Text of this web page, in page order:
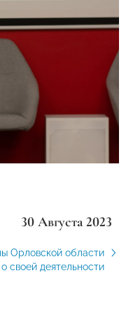
30 Августа 2023
Орловской области
своей деятельности